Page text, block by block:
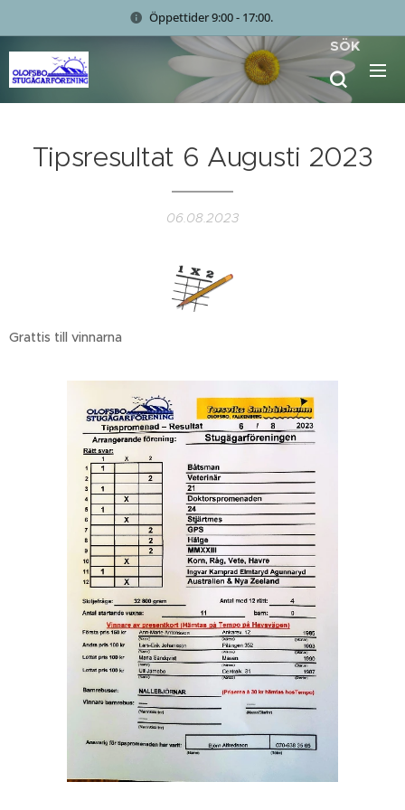
Öppettider 9:00 - 17:00.
SÖK
Tipsresultat 6 Augusti 2023
06.08.2023
Grattis till vinnarna